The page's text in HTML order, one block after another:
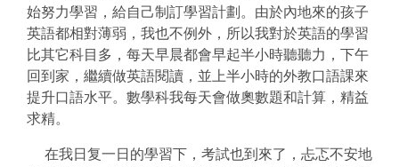
始努力學習，給自己制訂學習計劃。由於內地來的孩子
英語都相對薄弱，我也不例外，所以我對於英語的學習
比其它科目多，每天早晨都會早起半小時聽聽力，下午
回到家，繼續做英語閱讀，並上半小時的外教口語課來
提升口語水平。數學科我每天會做奧數題和計算，精益
求精。
在我日复一日的學習下，考試也到來了，忐忑不安地